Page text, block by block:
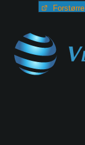
Forstørre